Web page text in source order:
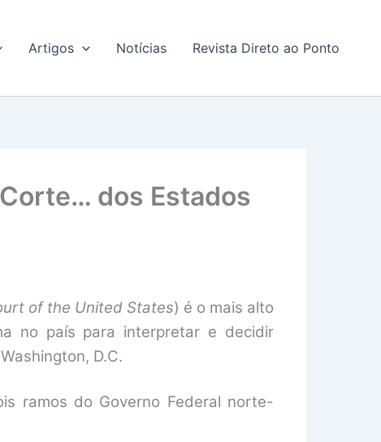
Artigos Notícias Revista Direto ao Ponto
dos Estados
of the United States) é o mais alto
no país para interpretar e decidir
D.C.
ramos do Governo Federal norte-